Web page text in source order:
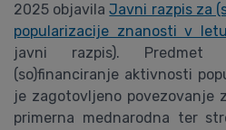
2025 objavilaJavni razpis za
popularizacije znanosti v
javni razpis). Predmet
(so)financiranje aktivnosti
je zagotovljeno povezovanje
primerna mednarodna ter